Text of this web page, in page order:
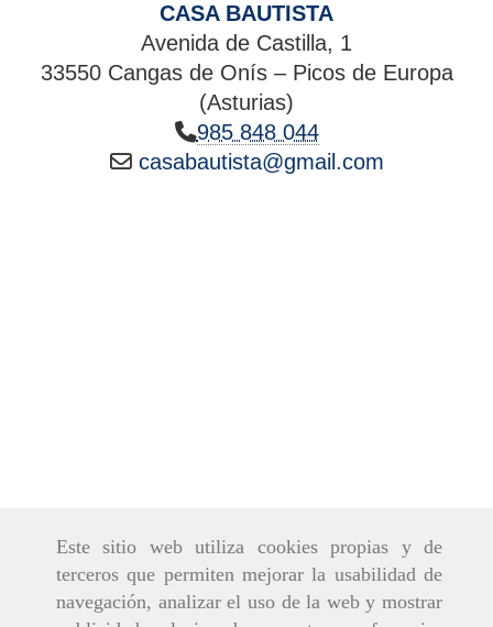
Este sitio web utiliza cookies propias y de
terceros que permiten mejorar la usabilidad de
navegación, analizar el uso de la web y mostrar
CASA BAUTISTA
Avenida de Castilla, 1
33550 Cangas de Onís – Picos de Europa
(Asturias)
985 848 044
casabautista
gmail.com